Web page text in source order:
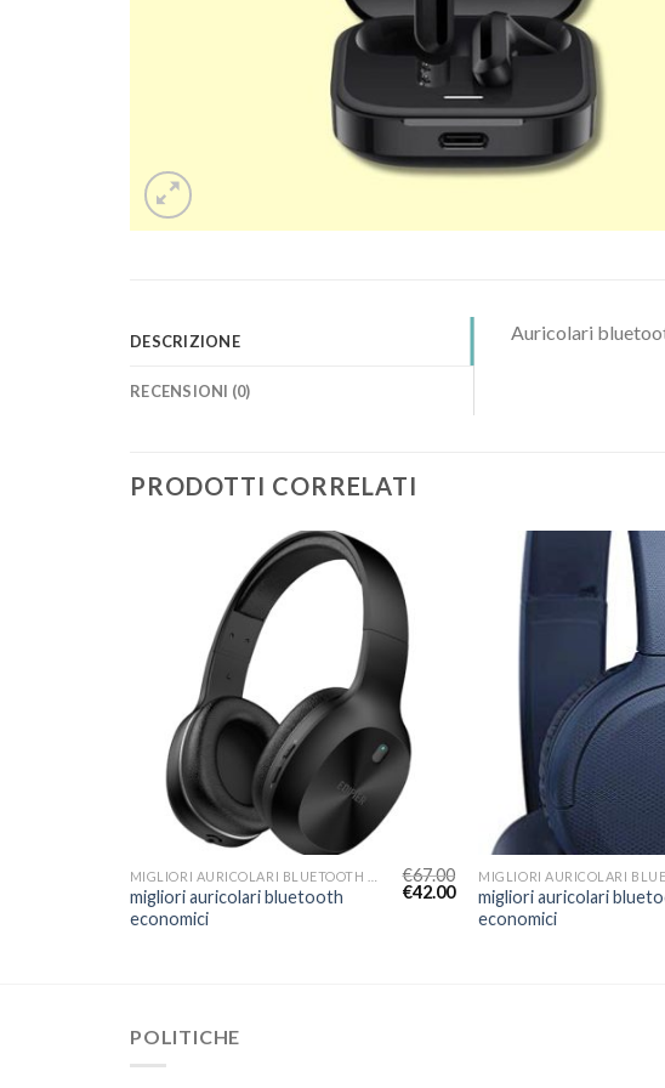
DESCRIZIONE
RECENSIONI (0)
Auricolari
PRODOTTI CORRELATI
migliori auricolari bluetooth
economici
€67.00
€42.00
migliori auricolari
economici
POLITICHE